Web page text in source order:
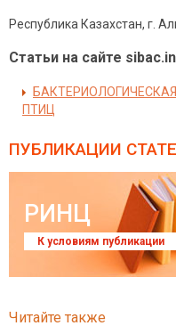
Республика Казахстан, г.
Статьи на сайте
ПТИЦ
ПУБЛИКАЦИИ
РИНЦ
К условиям публикации
Читайте также